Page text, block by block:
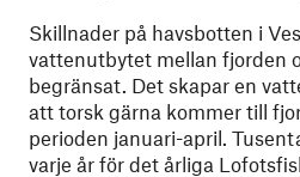
Skillnader på havsbotten i
vattenutbytet mellan fjorden
begränsat. Det skapar en
att torsk gärna kommer till
perioden januari-april.
varje år för det årliga